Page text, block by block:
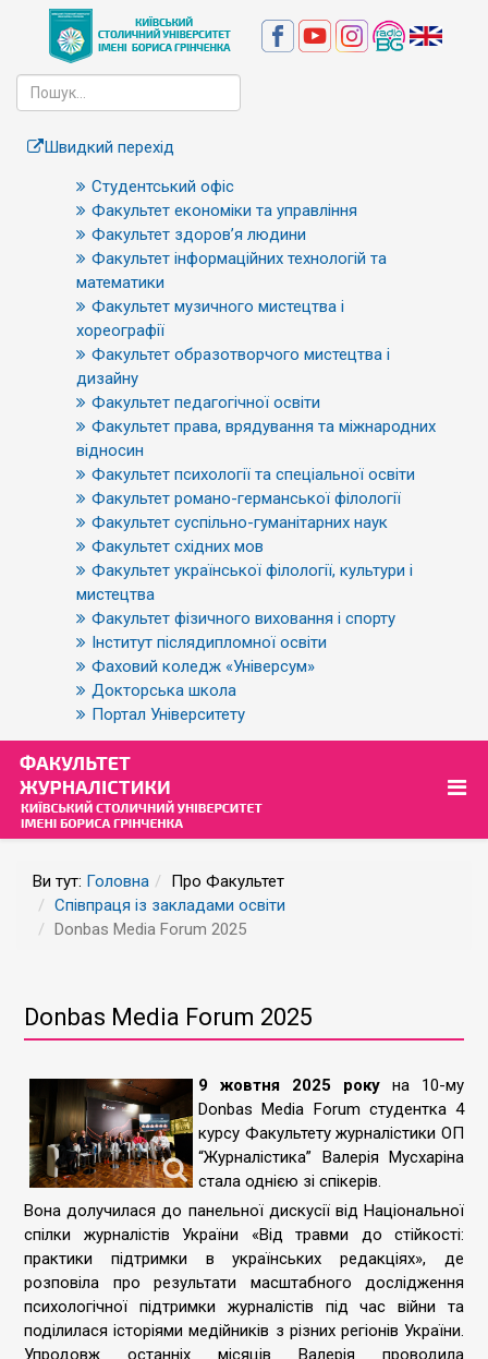
Швидкий перехід
Студентський офіс
Факультет економіки та управління
Факультет здоров’я людини
Факультет інформаційних технологій та
математики
Факультет музичного мистецтва і
хореографії
Факультет образотворчого мистецтва і
дизайну
Факультет педагогічної освіти
Факультет права, врядування та міжнародних
відносин
Факультет психології та спеціальної освіти
Факультет романо-германської філології
Факультет суспільно-гуманітарних наук
Факультет східних мов
Факультет української філології, культури і
мистецтва
Факультет фізичного виховання і спорту
Інститут післядипломної освіти
Фаховий коледж «Універсум»
Докторська школа
Портал Університету
Ви тут: Головна
Про Факультет
Співпраця із закладами освіти
Donbas Media Forum 2025
Donbas Media Forum 2025
9 жовтня 2025 року на 10-му
Donbas Media Forum студентка 4
курсу Факультету журналістики ОП
“Журналістика” Валерія Мусхаріна
стала однією зі спікерів.
Вона долучилася до панельної дискусії від Національної
спілки журналістів України «Від травми до стійкості:
практики підтримки в українських редакціях», де
розповіла про результати масштабного дослідження
психологічної підтримки журналістів під час війни та
поділилася історіями медійників з різних регіонів України.
Упродовж останніх місяців Валерія проводила